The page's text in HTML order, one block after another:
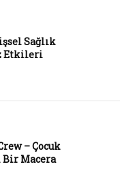
Sağlık
Etkileri
– Çocuk
Macera